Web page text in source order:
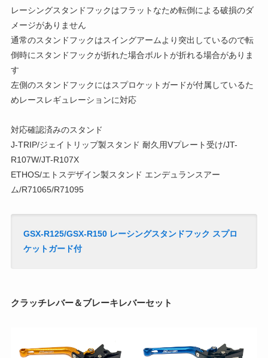
レーシングスタンドフックはフラットなため転倒による破損のダ
メージがありません
通常のスタンドフックはスイングアームより突出しているので転
倒時にスタンドフックが折れた場合ボルトが折れる場合がありま
す
左側のスタンドフックにはスプロケットガードが付属しているた
めレースレギュレーションに対応
対応確認済みのスタンド
J-TRIP/ジェイトリップ製スタンド 耐久用Vプレート受け/JT-
R107W/JT-R107X
ETHOS/エトスデザイン製スタンド エンデュランスアー
ム/R71065/R71095
GSX-R125/GSX-R150 レーシングスタンドフック スプロ
ケットガード付
クラッチレバー＆ブレーキレバーセット